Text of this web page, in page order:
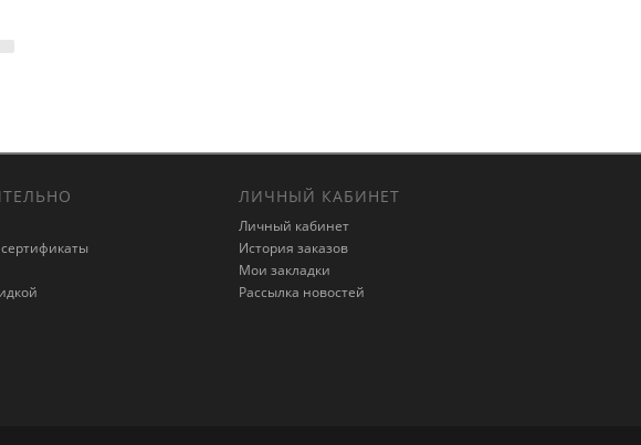
ЛИЧНЫЙ КАБИНЕТ
Личный кабинет
История заказов
Мои закладки
Рассылка новостей